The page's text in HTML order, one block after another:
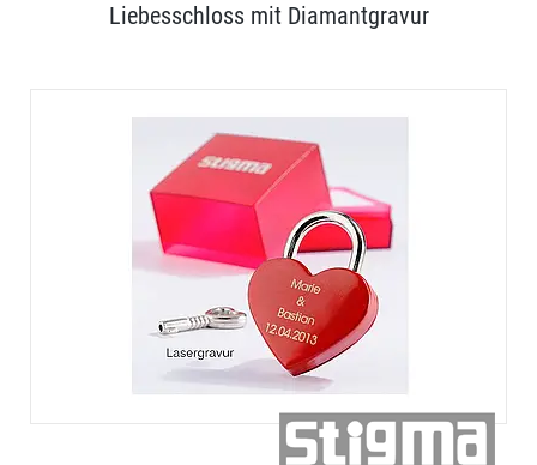
Liebesschloss mit Diamantgravur